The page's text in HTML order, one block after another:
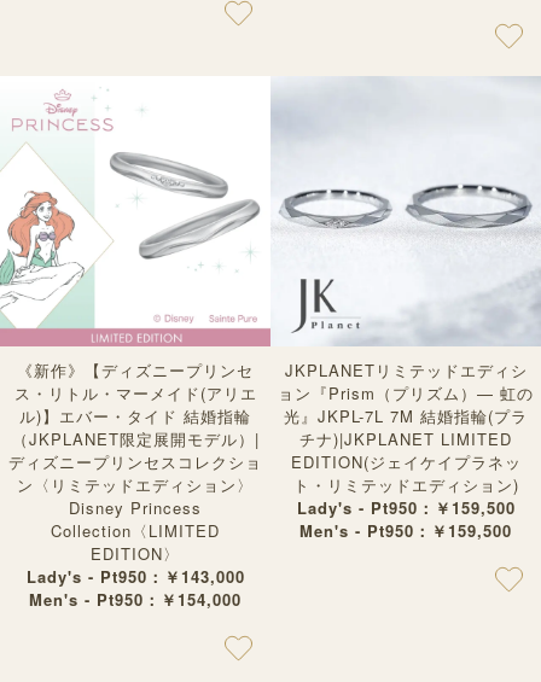
《新作》【ディズニープリンセ
ス・リトル・マーメイド(アリエ
ル)】エバー・タイド 結婚指輪
（JKPLANET限定展開モデル）|
ディズニープリンセスコレクショ
ン〈リミテッドエディション〉
Disney Princess
Collection〈LIMITED
EDITION〉
Lady's - Pt950：￥143,000
Men's - Pt950：￥154,000
JKPLANETリミテッドエディシ
ョン『Prism（プリズム）— 虹の
光』JKPL-7L 7M 結婚指輪(プラ
チナ)|JKPLANET LIMITED
EDITION(ジェイケイプラネッ
ト・リミテッドエディション)
Lady's - Pt950：￥159,500
Men's - Pt950：￥159,500